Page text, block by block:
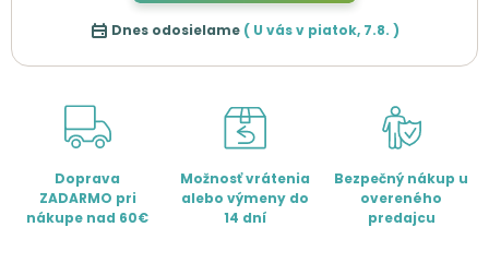
Dnes odosielame ( U vás v piatok, 7.8. )
Doprava
ZADARMO pri
nákupe nad 60€
Možnosť vrátenia
alebo výmeny do
14 dní
Bezpečný nákup u
overeného
predajcu